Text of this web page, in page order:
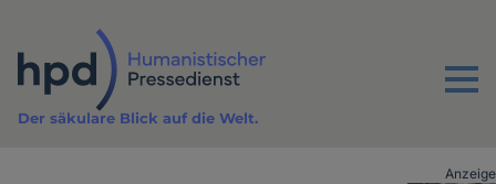
Inhalt
Menu
Der säkulare Blick auf die Welt.
Anzeige